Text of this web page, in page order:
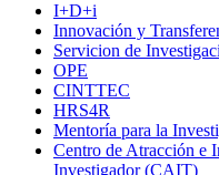
I+D+i
Innovación y
Servicion de
OPE
CINTTEC
HRS4R
Mentoría para la
Centro de Atracción e
Investigador (CAIT)